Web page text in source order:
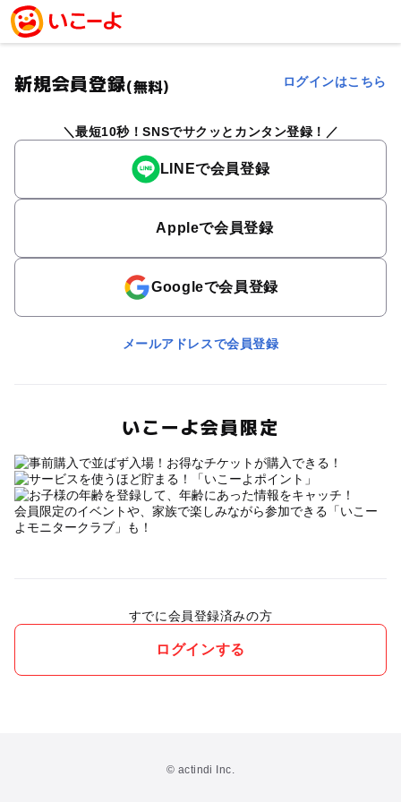
新規会員登録(無料) ログインはこちら
最短10秒！SNSでサクッとカンタン登録！
LINEで会員登録
Appleで会員登録
Googleで会員登録
メールアドレスで会員登録
いこーよ会員限定
会員限定のイベントや、家族で楽しみながら参加できる「いこー
よモニタークラブ」も！
すでに会員登録済みの方
ログインする
© actindi Inc.